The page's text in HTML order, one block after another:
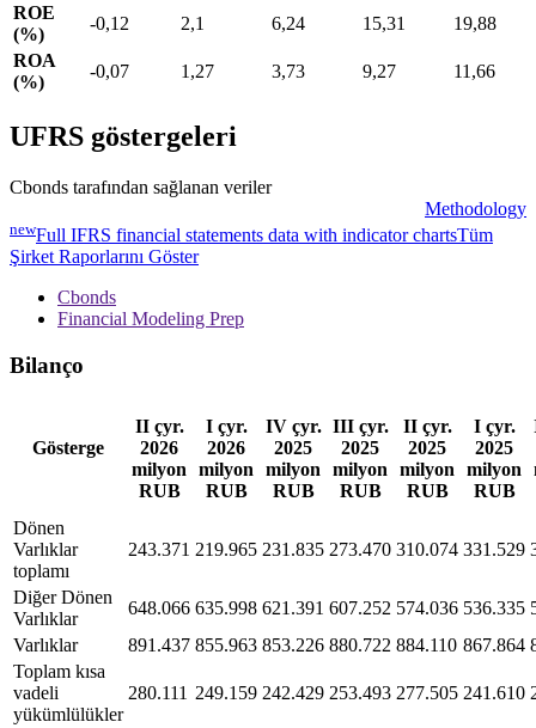
ROE
(%)
-0,12 2,1 6,24 15,31
19,88
ROA
(%)
-0,07 1,27 3,73 9,27 11,66
UFRS göstergeleri
Cbonds tarafından sağlanan veriler
Methodology
newFull IFRS financial statements data with indicator chartsTüm
Şirket Raporlarını Göster
Cbonds
Financial Modeling Prep
Bilanço
Gösterge
II çyr.
2026
milyon
RUB
I çyr.
2026
milyon
RUB
IV çyr.
2025
milyon
RUB
III çyr.
2025
milyon
RUB
II çyr.
2025
milyon
RUB
I çyr.
2025
milyon
RUB
Dönen
Varlıklar
toplamı
243.371 219.965 231.835 273.470 310.074 331.529
Diğer Dönen
Varlıklar
648.066 635.998 621.391 607.252 574.036 536.335
Varlıklar
891.437 855.963 853.226 880.722 884.110 867.864
Toplam kısa
vadeli
yükümlülükler
280.111 249.159 242.429 253.493 277.505 241.610